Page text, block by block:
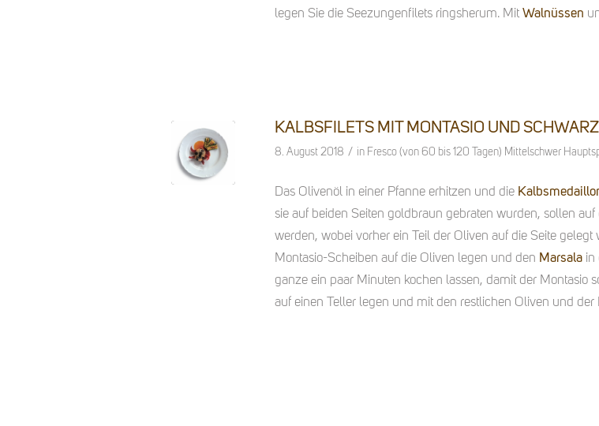
legen Sie die Seezungenfilets ringsherum. MitWalnüssen
KALBSFILETS MIT MONTASIO UND
8. August 2018 / in Fresco (von 60 bis 120 Tagen) Mittelschwer
Das Olivenöl in einer Pfanne erhitzen und die
sie auf beiden Seiten goldbraun gebraten wurden, sollen
werden, wobei vorher ein Teil der Oliven auf die Seite
Montasio-Scheiben auf die Oliven legen und den Marsala in
ganze ein paar Minuten kochen lassen, damit der Montasio
auf einen Teller legen und mit den restlichen Oliven und der